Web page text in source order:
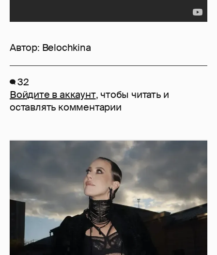
Автор: Belochkina
32
Войдите в аккаунт, чтобы читать и
оставлять комментарии